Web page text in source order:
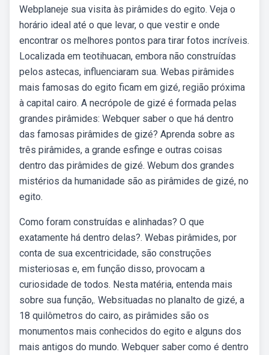
Webplaneje sua visita às pirâmides do egito. Veja o
horário ideal até o que levar, o que vestir e onde
encontrar os melhores pontos para tirar fotos incríveis.
Localizada em teotihuacan, embora não construídas
pelos astecas, influenciaram sua. Webas pirâmides
mais famosas do egito ficam em gizé, região próxima
à capital cairo. A necrópole de gizé é formada pelas
grandes pirâmides: Webquer saber o que há dentro
das famosas pirâmides de gizé? Aprenda sobre as
três pirâmides, a grande esfinge e outras coisas
dentro das pirâmides de gizé. Webum dos grandes
mistérios da humanidade são as pirâmides de gizé, no
egito.
Como foram construídas e alinhadas? O que
exatamente há dentro delas?. Webas pirâmides, por
conta de sua excentricidade, são construções
misteriosas e, em função disso, provocam a
curiosidade de todos. Nesta matéria, entenda mais
sobre sua função,. Websituadas no planalto de gizé, a
18 quilômetros do cairo, as pirâmides são os
monumentos mais conhecidos do egito e alguns dos
mais antigos do mundo. Webquer saber como é dentro